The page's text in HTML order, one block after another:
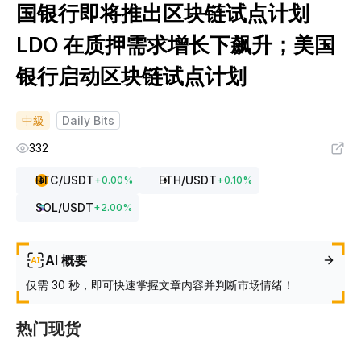
国银行即将推出区块链试点计划
LDO 在质押需求增长下飙升；美国
银行启动区块链试点计划
中級
Daily Bits
332
BTC/USDT+0.00% ETH/USDT+0.10%
SOL/USDT+2.00%
AI 概要
仅需 30 秒，即可快速掌握文章内容并判断市场情绪！
热门现货